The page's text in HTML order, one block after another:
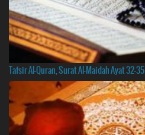
Tafsir Al-Quran, Surat Al-Maidah Ayat 32-35